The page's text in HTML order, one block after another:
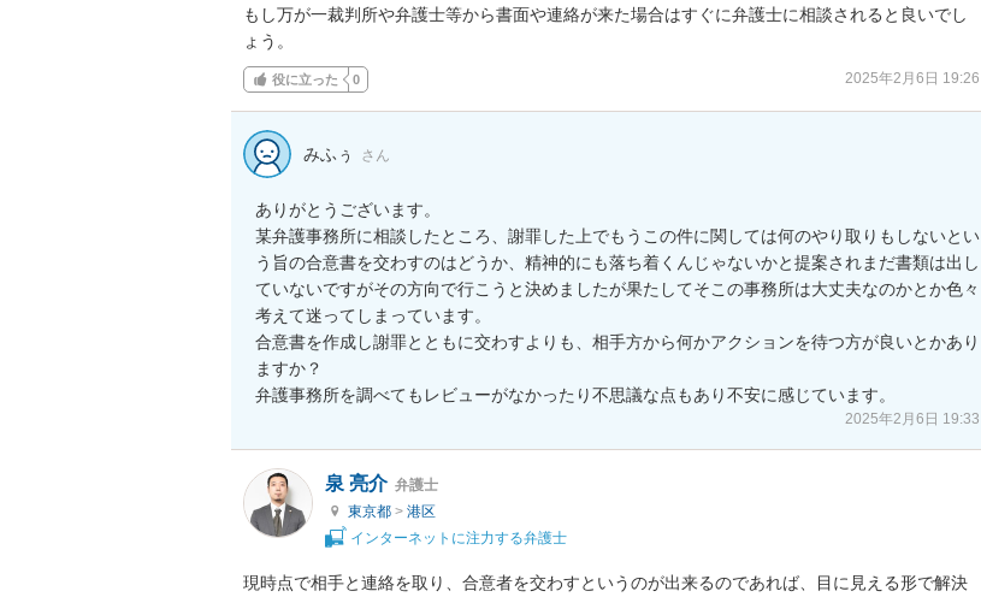
もし万が一裁判所や弁護士等から書面や連絡が来た場合はすぐに弁護士に相談されると良いでし
ょう。
役に立った 0 2025年2月6日 19:26
みふぅ さん
ありがとうございます。
某弁護事務所に相談したところ、謝罪した上でもうこの件に関しては何のやり取りもしないとい
う旨の合意書を交わすのはどうか、精神的にも落ち着くんじゃないかと提案されまだ書類は出し
ていないですがその方向で行こうと決めましたが果たしてそこの事務所は大丈夫なのかとか色々
考えて迷ってしまっています。
合意書を作成し謝罪とともに交わすよりも、相手方から何かアクションを待つ方が良いとかあり
ますか？
弁護事務所を調べてもレビューがなかったり不思議な点もあり不安に感じています。
2025年2月6日 19:33
泉 亮介 弁護士
東京都 > 港区
インターネットに注力する弁護士
現時点で相手と連絡を取り、合意者を交わすというのが出来るのであれば、目に見える形で解決